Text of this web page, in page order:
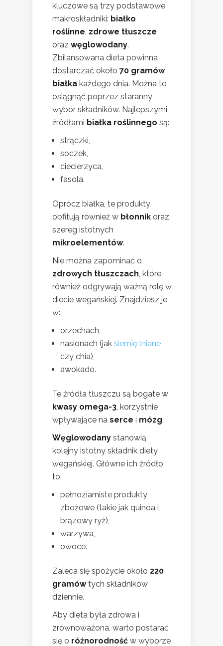
kluczowe są trzy podstawowe
makroskładniki: białko
roślinne, zdrowe tłuszcze
oraz węglowodany.
Zbilansowana dieta powinna
dostarczać około 70 gramów
białka każdego dnia. Można to
osiągnąć poprzez staranny
wybór składników. Najlepszymi
źródłami białka roślinnego są:
strączki,
soczek,
ciecierzyca,
fasola.
Oprócz białka, te produkty
obfitują również w błonnik oraz
szereg istotnych
mikroelementów.
Nie można zapominać o
zdrowych tłuszczach, które
również odgrywają ważną rolę w
diecie wegańskiej. Znajdziesz je
w:
orzechach,
nasionach (jak siemię lniane
czy chia),
awokado.
Te źródła tłuszczu są bogate w
kwasy omega-3, korzystnie
wpływające na serce i mózg.
Węglowodany stanowią
kolejny istotny składnik diety
wegańskiej. Główne ich źródło
to:
pełnoziarniste produkty
zbożowe (takie jak quinoa i
brązowy ryż),
warzywa,
owoce.
Zaleca się spożycie około 220
gramówtych składników
dziennie.
Aby dieta była zdrowa i
zrównoważona, warto postarać
się o różnorodność w wyborze